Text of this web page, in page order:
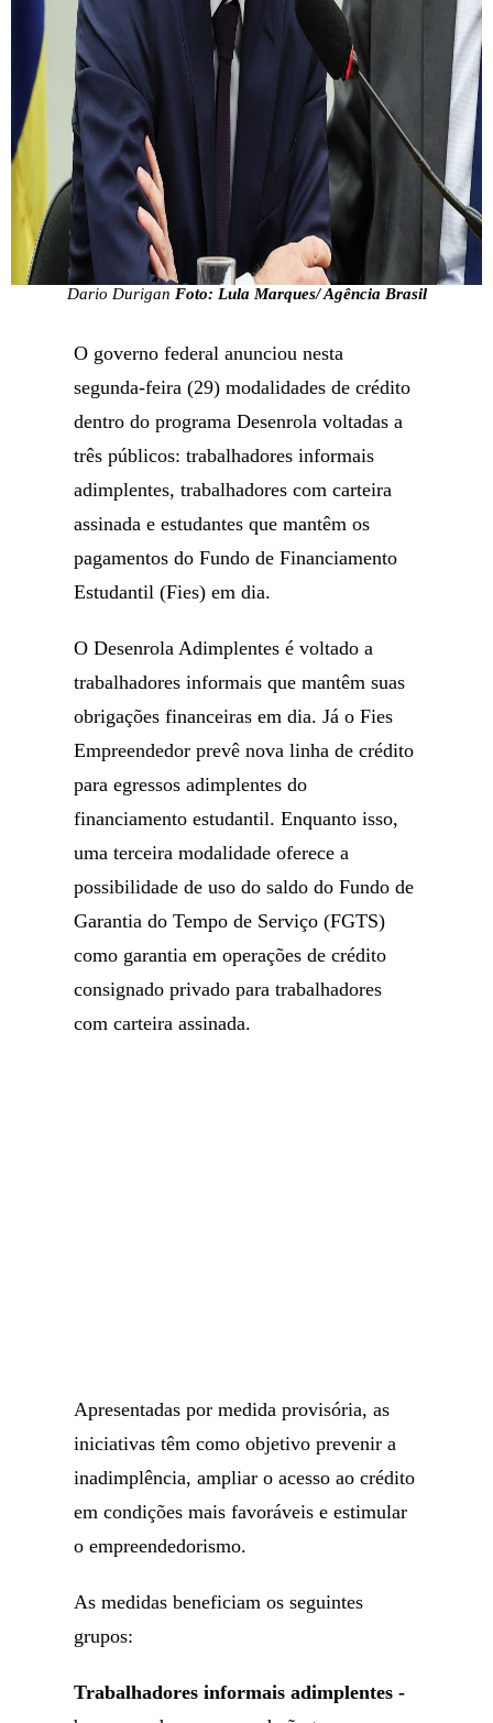
Dario Durigan Foto: Lula Marques/ Agência Brasil
O governo federal anunciou nesta
segunda-feira (29) modalidades de crédito
dentro do programa Desenrola voltadas a
três públicos: trabalhadores informais
adimplentes, trabalhadores com carteira
assinada e estudantes que mantêm os
pagamentos do Fundo de Financiamento
Estudantil (Fies) em dia.
O Desenrola Adimplentes é voltado a
trabalhadores informais que mantêm suas
obrigações financeiras em dia. Já o Fies
Empreendedor prevê nova linha de crédito
para egressos adimplentes do
financiamento estudantil. Enquanto isso,
uma terceira modalidade oferece a
possibilidade de uso do saldo do Fundo de
Garantia do Tempo de Serviço (FGTS)
como garantia em operações de crédito
consignado privado para trabalhadores
com carteira assinada.
Apresentadas por medida provisória, as
iniciativas têm como objetivo prevenir a
inadimplência, ampliar o acesso ao crédito
em condições mais favoráveis e estimular
o empreendedorismo.
As medidas beneficiam os seguintes
grupos:
Trabalhadores informais adimplentes -